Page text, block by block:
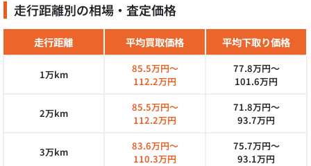
走行距離別の相場・査定価格
走行距離 平均買取価格 平均下取り価格
1万km
85.5万円～
112.2万円
77.8万円～
101.6万円
2万km
85.5万円～
112.2万円
71.8万円～
93.7万円
3万km
83.6万円～
110.3万円
75.7万円～
93.1万円